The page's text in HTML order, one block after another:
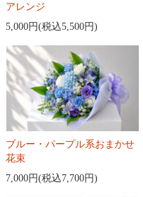
アレンジ
5,000円(税込5,500円)
ブルー・パープル系おまかせ
花束
7,000円(税込7,700円)